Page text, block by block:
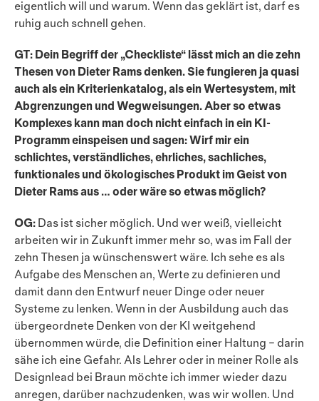
eigent­lich will und warum. Wenn das geklärt ist, darf es
ruhig auch schnell gehen.
GT: Dein Begriff der „Checkliste“ lässt mich an die zehn
Thesen von Dieter Rams denken. Sie fungieren ja quasi
auch als ein Kriterienkatalog, als ein Wertesystem, mit
Abgrenzungen und Wegweisungen. Aber so etwas
Komplexes kann man doch nicht einfach in ein KI-
Programm einspeisen und sagen: Wirf mir ein
schlichtes, verständliches, ehrliches, sachliches,
funktionales und ökologisches Produkt im Geist von
Dieter Rams aus … oder wäre so etwas möglich?
OG: Das ist sicher möglich. Und wer weiß, vielleicht
arbeiten wir in Zukunft immer mehr so, was im Fall der
zehn Thesen ja wünschenswert wäre. Ich sehe es als
Aufgabe des Menschen an, Werte zu definieren und
damit dann den Entwurf neuer Dinge oder neuer
Systeme zu lenken. Wenn in der Ausbildung auch das
über­geordnete Denken von der KI weitgehend
übernommen würde, die Definition einer Haltung – darin
sähe ich eine Gefahr. Als Lehrer oder in meiner Rolle als
Designlead bei Braun möchte ich immer wieder dazu
anregen, darüber nachzudenken, was wir wollen. Und